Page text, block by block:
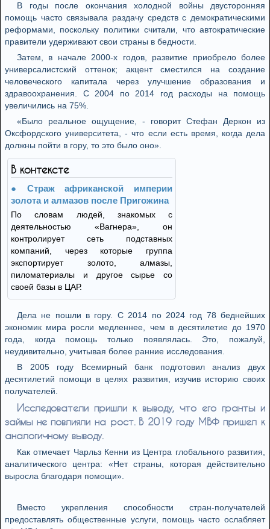
В годы после окончания холодной войны двусторонняя
помощь часто связывала раздачу средств с демократическими
реформами, поскольку политики считали, что автократические
правители удерживают свои страны в бедности.
Затем, в начале 2000-х годов, развитие приобрело более
универсалистский оттенок; акцент сместился на создание
человеческого капитала через улучшение образования и
здравоохранения. С 2004 по 2014 год расходы на помощь
увеличились на 75%.
«Было реальное ощущение, - говорит Стефан Деркон из
Оксфордского университета, - что если есть время, когда дела
должны пойти в гору, то это было оно».
В контексте
Страж африканской империи
золота и алмазов после Пригожина
По словам людей, знакомых с
деятельностью «Вагнера», он
контролирует сеть подставных
компаний, через которые группа
экспортирует золото, алмазы,
пиломатериалы и другое сырье со
своей базы в ЦАР.
Дела не пошли в гору. С 2014 по 2024 год 78 беднейших
экономик мира росли медленнее, чем в десятилетие до 1970
года, когда помощь только появлялась. Это, пожалуй,
неудивительно, учитывая более ранние исследования.
В 2005 году Всемирный банк подготовил анализ двух
десятилетий помощи в целях развития, изучив историю своих
получателей.
Исследователи пришли к выводу, что его гранты и
займы не повлияли на рост. В 2019 году МВФ пришел к
аналогичному выводу.
Как отмечает Чарльз Кенни из Центра глобального развития,
аналитического центра: «Нет страны, которая действительно
выросла благодаря помощи».
Вместо укрепления способности стран-получателей
предоставлять общественные услуги, помощь часто ослабляет